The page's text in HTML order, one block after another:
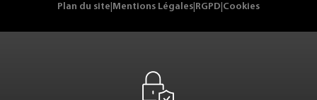
Plan du site Mentions Légales RGPD Cookies